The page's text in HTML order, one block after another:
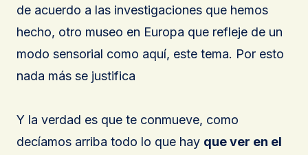
de acuerdo a las investigaciones que hemos
hecho, otro museo en Europa que refleje de un
modo sensorial como aquí, este tema. Por esto
nada más se justifica
Y la verdad es que te conmueve, como
decíamos arriba todo lo que hay que ver en el